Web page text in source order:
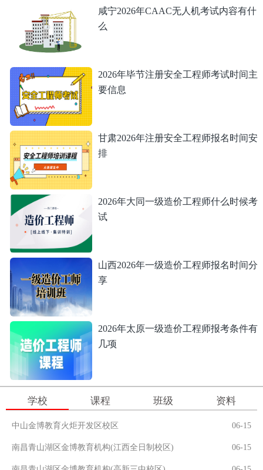
咸宁2026年CAAC无人机考试内容有什
么
2026年毕节注册安全工程师考试时间主
要信息
甘肃2026年注册安全工程师报名时间安
排
2026年大同一级造价工程师什么时候考
试
山西2026年一级造价工程师报名时间分
享
2026年太原一级造价工程师报考条件有
几项
学校 课程 班级 资料
中山金博教育火炬开发区校区 06-15
南昌青山湖区金博教育机构(江西全日制校区) 06-15